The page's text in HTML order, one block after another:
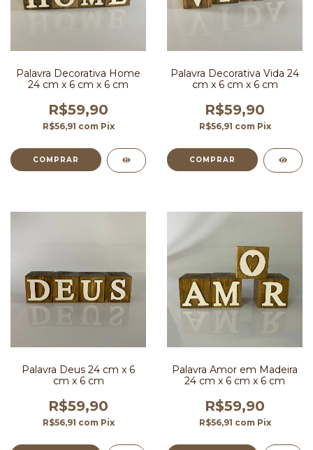
Palavra Decorativa Home
24 cm x 6 cm x 6 cm
R$59,90
R$56,91 com Pix
Palavra Decorativa Vida 24
cm x 6 cm x 6 cm
R$59,90
R$56,91 com Pix
Palavra Deus 24 cm x 6
cm x 6 cm
R$59,90
R$56,91 com Pix
Palavra Amor em Madeira
24 cm x 6 cm x 6 cm
R$59,90
R$56,91 com Pix